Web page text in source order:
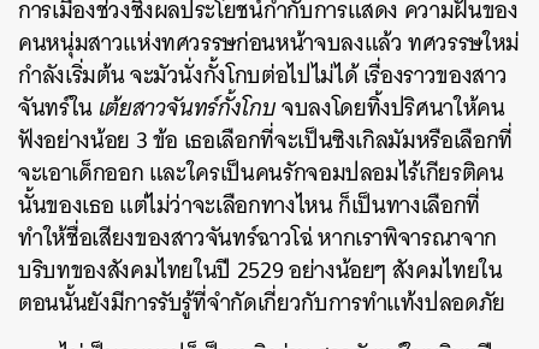
การเมืองช่วงชิงผลประโยชน์กำกับการแสดง ความฝันของ
คนหนุ่มสาวแห่งทศวรรษก่อนหน้าจบลงแล้ว ทศวรรษใหม่
กำลังเริ่มต้น จะมัวนั่งกั้งโกบต่อไปไม่ได้ เรื่องราวของสาว
จันทร์ในเต้ยสาวจันทร์กั้งโกบจบลงโดยทิ้งปริศนาให้คน
ฟังอย่างน้อย 3 ข้อ เธอเลือกที่จะเป็นซิงเกิลมัมหรือเลือกที่
จะเอาเด็กออก และใครเป็นคนรักจอมปลอมไร้เกียรติคน
นั้นของเธอ แต่ไม่ว่าจะเลือกทางไหน ก็เป็นทางเลือกที่
ทำให้ชื่อเสียงของสาวจันทร์ฉาวโฉ่ หากเราพิจารณาจาก
บริบทของสังคมไทยในปี 2529 อย่างน้อยๆ สังคมไทยใน
ตอนนั้นยังมีการรับรู้ที่จำกัดเกี่ยวกับการทำแท้งปลอดภัย